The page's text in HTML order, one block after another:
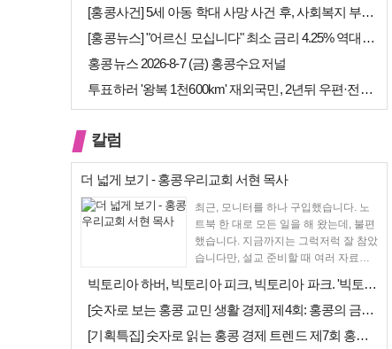
[홍콩사건] 5세 아동 학대 사망 사건 후, 사회복지 부서에 내부 검토 …
[홍콩뉴스] "어르신 모십니다" 최소 금리 4.25% 역대급 혜택, 홍콩…
홍콩뉴스 2026-8-7 (금) 홍콩수요저널
투표하러 '왕복 1천600km' 재외국민, 2년뒤 우편·전자투표 할까
칼럼
더 넓게 보기 - 홍콩우리교회 서현 목사
최근, 모니터를 하나 구입했습니다. 노
트북 한 대로 모든 일을 해 왔는데, 불편
했습니다. 지금까지는 그럭저럭 잘 참았
습니다만, 설교 준비할 때 여러 자료를
빅토리아 하버, 빅토리아 피크, 빅토리아 파크. '빅토리아’의 이름은 어…
[숫자로 보는 홍콩 교민 생활 경제] 제4회: 홍콩의 금융 — 지표 및 …
[기획특집] 숫자로 읽는 홍콩 경제 트렌드 제7회 홍콩 문화·창의 산업…